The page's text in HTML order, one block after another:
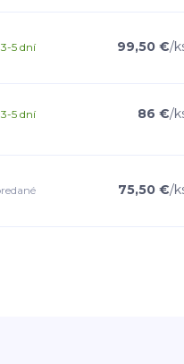
99,50 €/
5 dní
86 €/
5 dní
75,50 €/